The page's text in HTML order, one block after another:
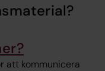
att kommunicera